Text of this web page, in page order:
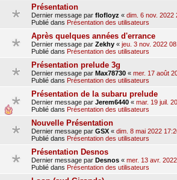
Présentation
Dernier message par flofloyz « dim. 6 nov. 2022
Publié dans Présentation des utilisateurs
Après quelques années d'errance
Dernier message par Zekhy « jeu. 3 nov. 2022
Publié dans Présentation des utilisateurs
Présentation prelude 3g
Dernier message par Max78730 « mer. 17 août
Publié dans Présentation des utilisateurs
Présentation de la subaru prelude
Dernier message par Jerem6440 « mar. 19 juil.
Publié dans Présentation des utilisateurs
Nouvelle Présentation
Dernier message par GSX « dim. 8 mai 2022
Publié dans Présentation des utilisateurs
Présentation Desnos
Dernier message par Desnos « mer. 13 avr.
Publié dans Présentation des utilisateurs